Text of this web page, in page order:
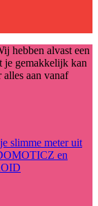
hebben alvast een
je gemakkelijk kan
aan vanaf
slimme meter uit
en